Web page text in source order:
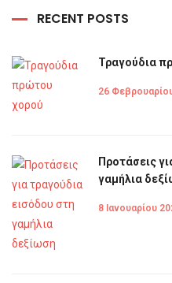
RECENT POSTS
Τραγούδια
26
Προτάσεις
γαμήλια
8 Ιανουαρίου